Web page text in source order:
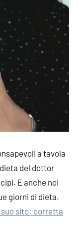
a tavola
del dottor
E anche noi
giorni di dieta.
suo sito: corretta